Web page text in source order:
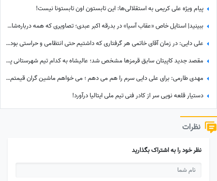
پیام ویژه علی کریمی به استقلالی‌ها: این تابستون اون تابستونا نیست!
ببینید| استایل خاص «عقاب آسیا» در بدرقه اکبر عبدی؛ تصاویری که همه درباره‌شان صحبت می‌کنند
علی دایی: در زمان آقای خاتمی هر گرفتاری‌ که داشتیم حتی انتظامی و حراستی بود، ایشان به راحتی حل می‌کردند درباره پاداش هم به تمام قولشان عمل کردند و...
مقصد جدید کاپیتان سابق قرمزها مشخص شد؛ عالیشاه به کدام تیم شهرستانی پیوست؟
مهدی طارمی: برای علی دایی سرم را هم می دهم ؛ می خواهم ماشین گران قیمتم را ....
دستیار قلعه نویی سر از کادر فنی تیم ملی ایتالیا درآورد!
نظرات
نظر خود را به اشتراک بگذارید